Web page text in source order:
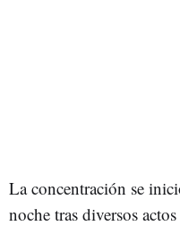
La concentración se
noche tras diversos